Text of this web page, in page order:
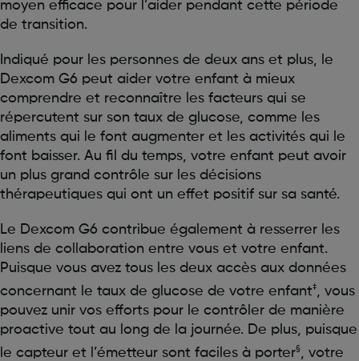
moyen efficace pour l’aider pendant cette période
de transition.
Indiqué pour les personnes de deux ans et plus, le
Dexcom G6 peut aider votre enfant à mieux
comprendre et reconnaître les facteurs qui se
répercutent sur son taux de glucose, comme les
aliments qui le font augmenter et les activités qui le
font baisser. Au fil du temps, votre enfant peut avoir
un plus grand contrôle sur les décisions
thérapeutiques qui ont un effet positif sur sa santé.
Le Dexcom G6 contribue également à resserrer les
liens de collaboration entre vous et votre enfant.
Puisque vous avez tous les deux accès aux données
concernant le taux de glucose de votre enfant‡, vous
pouvez unir vos efforts pour le contrôler de manière
proactive tout au long de la journée. De plus, puisque
le capteur et l’émetteur sont faciles à porter§ , votre